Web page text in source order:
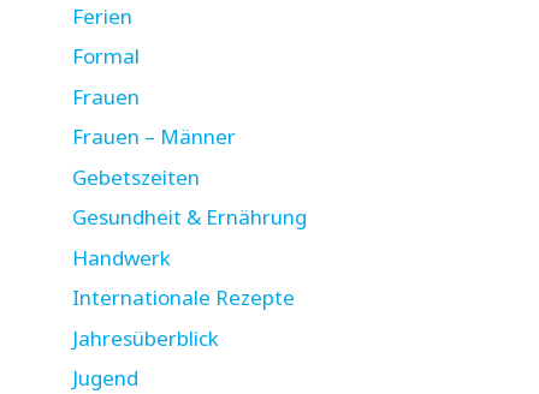
Ferien
Formal
Frauen
Frauen – Männer
Gebetszeiten
Gesundheit & Ernährung
Handwerk
Internationale Rezepte
Jahresüberblick
Jugend